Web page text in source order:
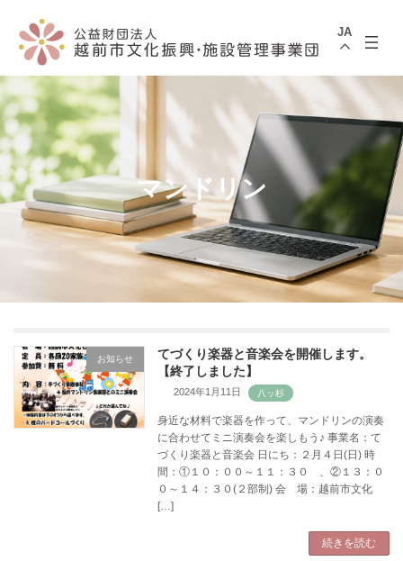
へ
ス
キ
ッ
プ
ョ
ン
に
移
動
JA
マンドリン
お知らせ
てづくり楽器と音楽会を開催します。
【終了しました】
2024年1月11日
身近な材料で楽器を作って、マンドリンの演奏
に合わせてミニ演奏会を楽しもう♪ 事業名：て
づくり楽器と音楽会 日にち：２月４日(日) 時
間：①１０：００～１１：３０ 、②１３：０
０～１４：３０(２部制) 会 場：越前市文化
[…]
続きを読む